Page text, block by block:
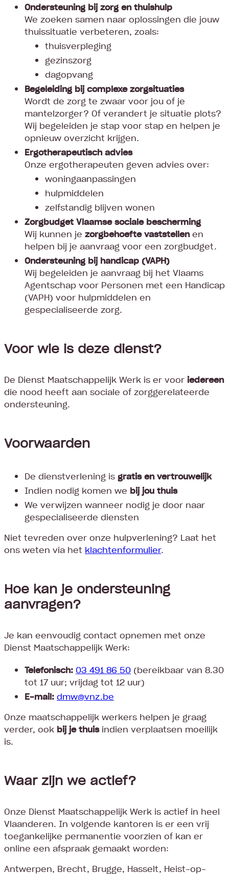
Ondersteuning bij zorg en thuishulp
We zoeken samen naar oplossingen die jouw
thuissituatie verbeteren, zoals:
thuisverpleging
gezinszorg
dagopvang
Begeleiding bij complexe zorgsituaties
Wordt de zorg te zwaar voor jou of je
mantelzorger? Of verandert je situatie plots?
Wij begeleiden je stap voor stap en helpen je
opnieuw overzicht krijgen.
Ergotherapeutisch advies
Onze ergotherapeuten geven advies over:
woningaanpassingen
hulpmiddelen
zelfstandig blijven wonen
Zorgbudget Vlaamse sociale bescherming
Wij kunnen je zorgbehoefte vaststellenen
helpen bij je aanvraag voor een zorgbudget.
Ondersteuning bij handicap (VAPH)
Wij begeleiden je aanvraag bij het Vlaams
Agentschap voor Personen met een Handicap
(VAPH) voor hulpmiddelen en
gespecialiseerde zorg.
Voor wie is deze dienst?
De Dienst Maatschappelijk Werk is er voor iedereen
die nood heeft aan sociale of zorggerelateerde
ondersteuning.
Voorwaarden
De dienstverlening is gratis en vertrouwelijk
Indien nodig komen we bij jou thuis
We verwijzen wanneer nodig je door naar
gespecialiseerde diensten
Niet tevreden over onze hulpverlening? Laat het
ons weten via het klachtenformulier.
Hoe kan je ondersteuning
aanvragen?
Je kan eenvoudig contact opnemen met onze
Dienst Maatschappelijk Werk:
Telefonisch: 03 491 86 50 (bereikbaar van 8.30
tot 17 uur; vrijdag tot 12 uur)
E-mail: dmw@vnz.be
Onze maatschappelijk werkers helpen je graag
verder, ook bij je thuisindien verplaatsen moeilijk
is.
Waar zijn we actief?
Onze Dienst Maatschappelijk Werk is actief in heel
Vlaanderen. In volgende kantoren is er een vrij
toegankelijke permanentie voorzien of kan er
online een afspraak gemaakt worden:
Antwerpen, Brecht, Brugge, Hasselt, Heist-op-